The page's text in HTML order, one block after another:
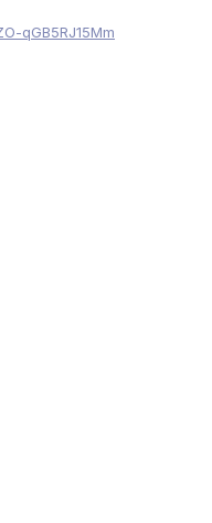
qGB5RJ15Mm